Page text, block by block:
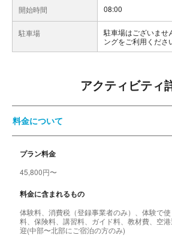
開始時間 08:00
駐車場
駐車場はございませ
ングをご利用くださ
アクティビティ
料金について
プラン料金
45,800円〜
料金に含まれるもの
体験料、消費税（登録事業者のみ）、体験で
料、保険料、講習料、ガイド料、教材費、空
迎(中部〜北部にご宿泊の方のみ)